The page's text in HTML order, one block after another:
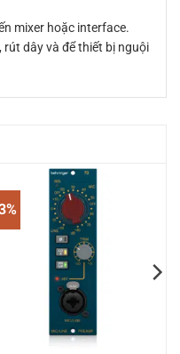
mixer hoặc interface.
rút dây và để thiết bị nguội